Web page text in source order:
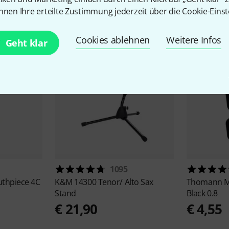
Ihre erteilte Zustimmung jederzeit über die Cookie-
Geht klar Cookies ablehnen Weitere Infos
& passende
4C
1095
K&M 14300 Tenor/ Alto Sax
Stand
€ 21,90
Thomann
Black 0.8
€ 4,55